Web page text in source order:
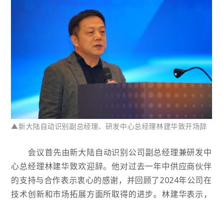
▲新大陆自动识别副总经理、研发中心总经理林建华致开场辞
会议首先由新大陆自动识别公司副总经理兼研发中
心总经理林建华致欢迎辞。他对过去一年中供应商伙伴
的支持与合作表示衷心的感谢，并回顾了2024年公司在
技术创新和市场拓展方面所取得的进步。林建华表示，